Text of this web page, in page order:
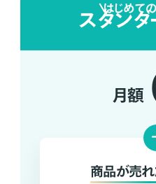
はじめて
スタンダ
月額
商品が売れ